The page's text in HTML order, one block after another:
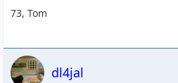
73, Tom
dl4jal